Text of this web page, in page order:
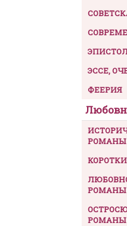
ЭССЕ,
ФЕЕРИЯ
РОМАНЫ
РОМАНЫ
РОМАНЫ